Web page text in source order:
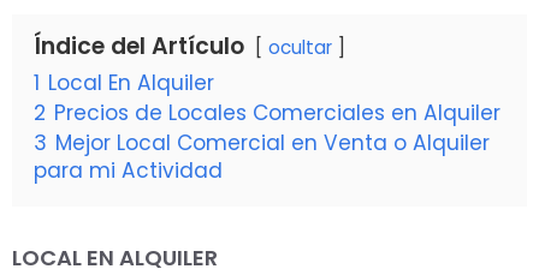
Índice del Artículo ocultar
1 Local En Alquiler
2 Precios de Locales Comerciales en Alquiler
3 Mejor Local Comercial en Venta o Alquiler
para mi Actividad
LOCAL EN ALQUILER